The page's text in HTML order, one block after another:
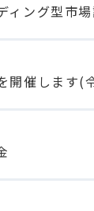
ィング型市
開催します(